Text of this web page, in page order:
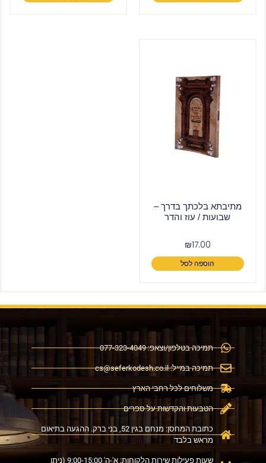
מתיבתא בלכתך בדרך –
שבועות / עוז והדר
₪17.00
הוספה לסל
תמיכה בטלפון/וצאפ: 077-323-4049
תמיכה במייל:cs@seferkodesh.co.il
משלוחים לכל רחבי הארץ
הטבעות והקדשות על ספרים
כתובת המחסן: מנחם בגין 52, בני ברק. ההגעה בתיאום
מראש בלבד
שעות פעילות שירות הלקוחות: א'-ה' 9:00-15:00 (ניתן